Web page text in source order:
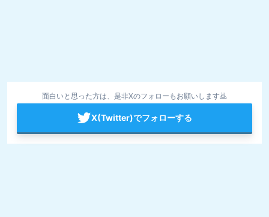
面白いと思った方は、是非Xのフォローもお願いします🙇
X(Twitter)でフォローする